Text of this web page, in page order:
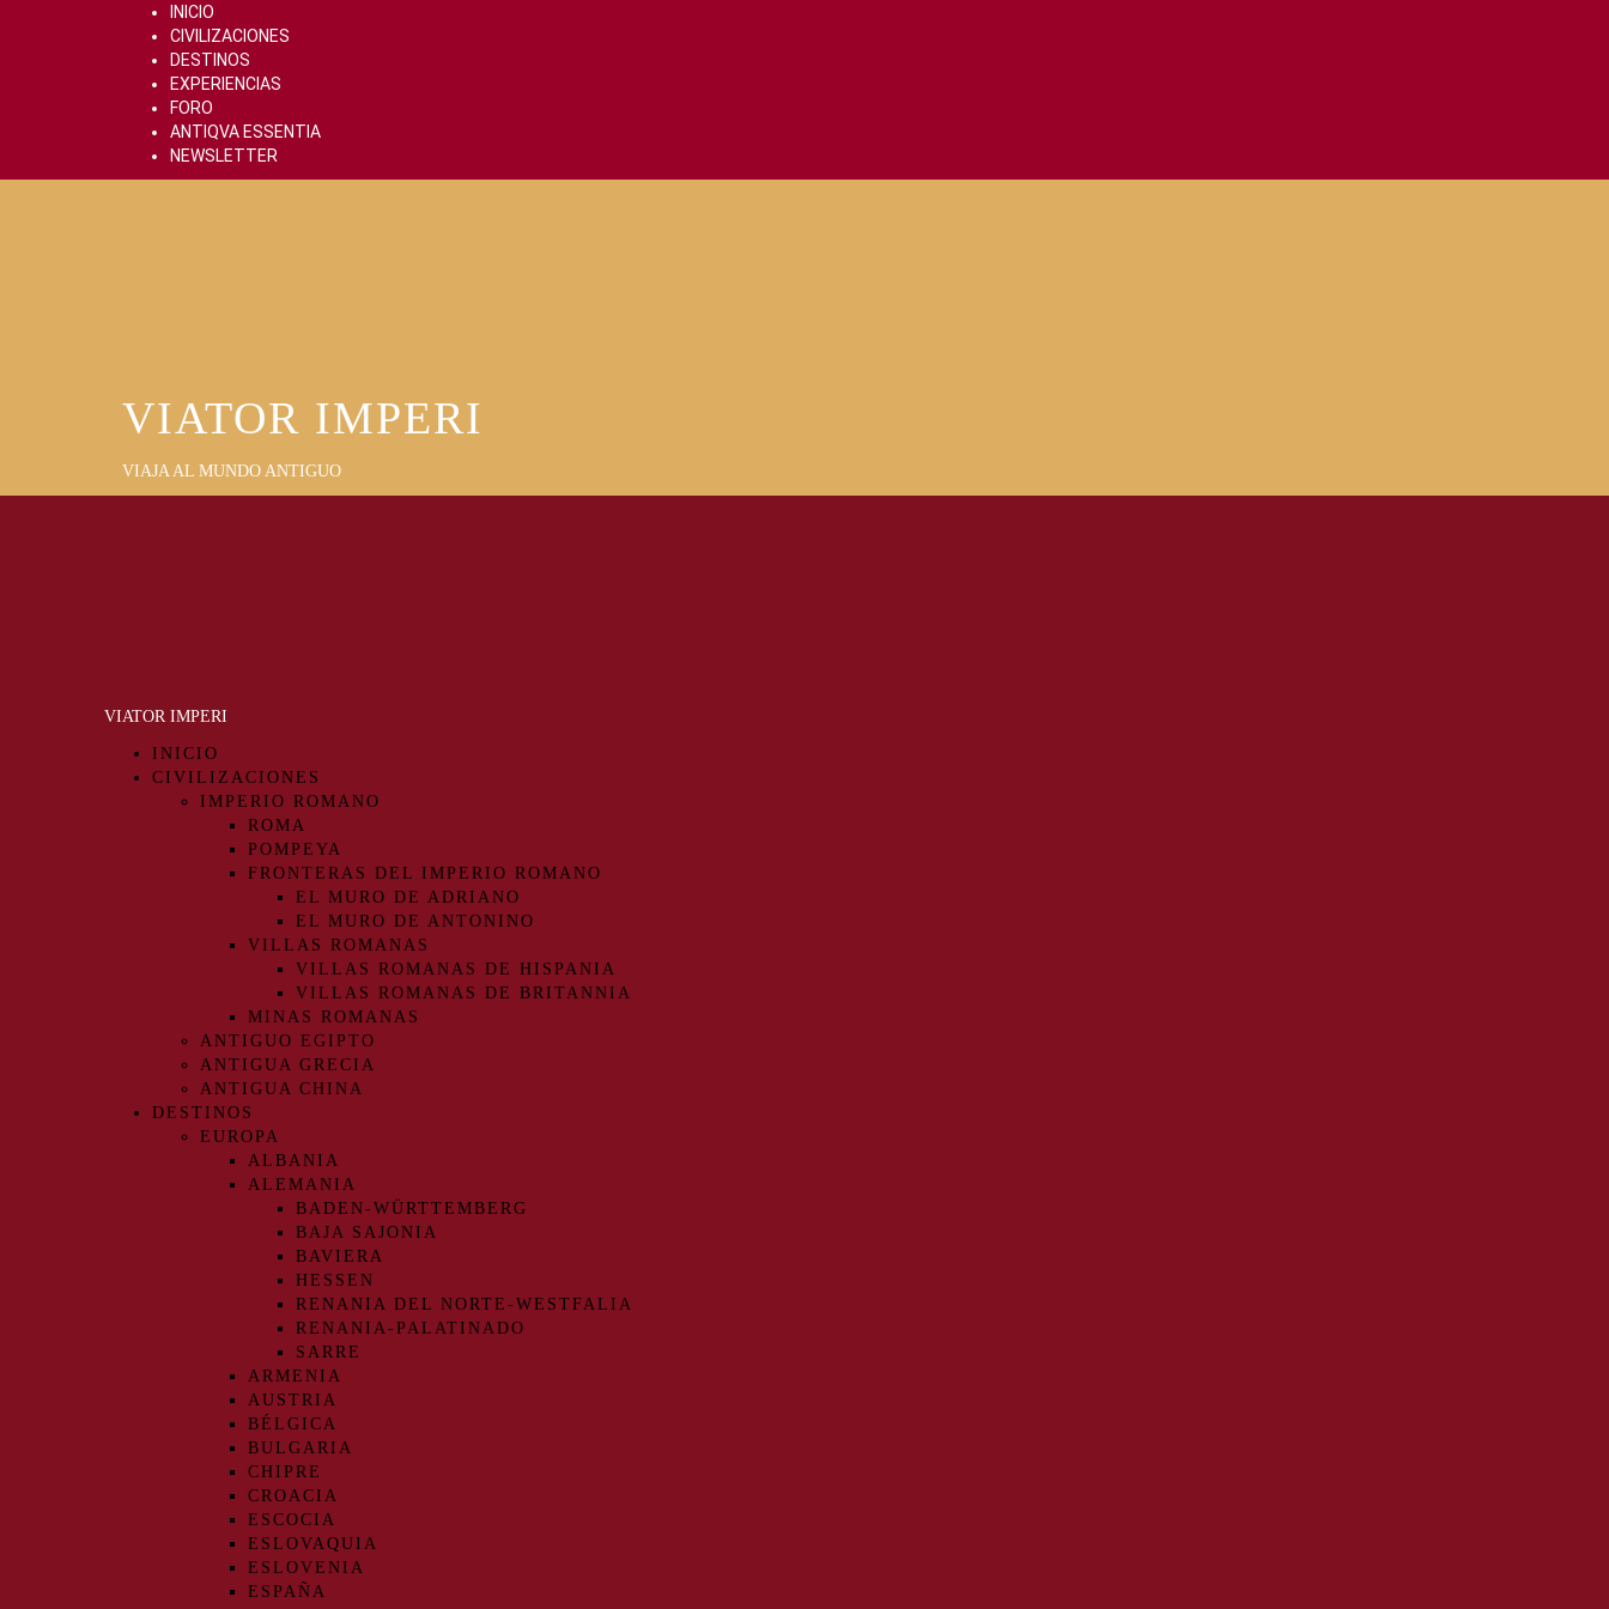
INICIO
CIVILIZACIONES
DESTINOS
EXPERIENCIAS
FORO
ANTIQVA ESSENTIA
NEWSLETTER
VIATOR IMPERI
VIAJA AL MUNDO ANTIGUO
VIATOR IMPERI
INICIO
CIVILIZACIONES
IMPERIO ROMANO
ROMA
POMPEYA
FRONTERAS DEL IMPERIO ROMANO
EL MURO DE ADRIANO
EL MURO DE ANTONINO
VILLAS ROMANAS
VILLAS ROMANAS DE HISPANIA
VILLAS ROMANAS DE BRITANNIA
MINAS ROMANAS
ANTIGUO EGIPTO
ANTIGUA GRECIA
ANTIGUA CHINA
DESTINOS
EUROPA
ALBANIA
ALEMANIA
BADEN-WÜRTTEMBERG
BAJA SAJONIA
BAVIERA
HESSEN
RENANIA DEL NORTE-WESTFALIA
RENANIA-PALATINADO
SARRE
ARMENIA
AUSTRIA
BÉLGICA
BULGARIA
CHIPRE
CROACIA
ESCOCIA
ESLOVAQUIA
ESLOVENIA
ESPAÑA